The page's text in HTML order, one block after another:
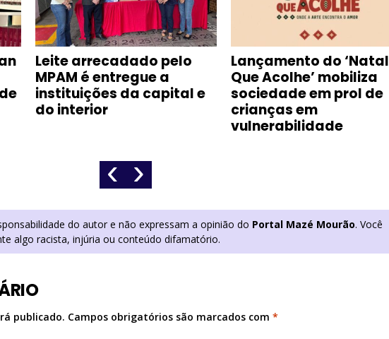
Leite arrecadado pelo
MPAM é entregue a
instituições da capital e
do interior
Lançamento do ‘Natal
Que Acolhe’ mobiliza
sociedade em prol de
crianças em
vulnerabilidade
‹ ›
do autor e não expressam a opinião do Portal Mazé Mourão. Você
algo racista, injúria ou conteúdo difamatório.
publicado. Campos obrigatórios são marcados com *